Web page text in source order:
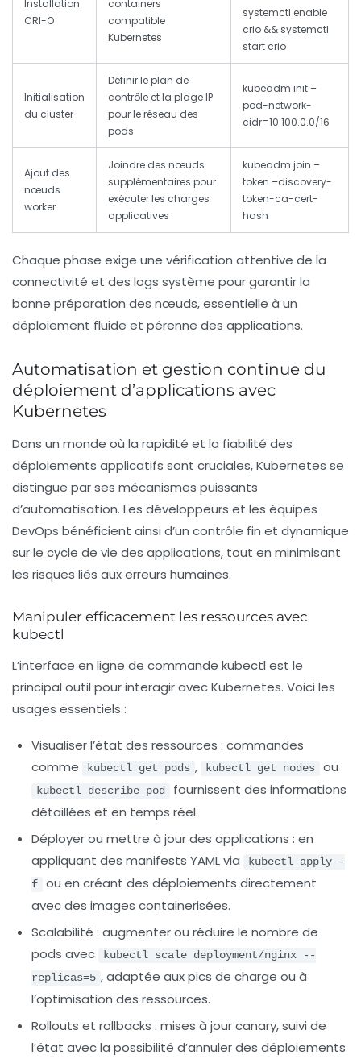
Installation
CRI-O
containers
compatible
Kubernetes
systemctl enable
crio && systemctl
start crio
Initialisation
du cluster
Définir le plan de
contrôle et la plage IP
pour le réseau des
pods
kubeadm init –
pod-network-
cidr=10.100.0.0/16
Ajout des
nœuds
worker
Joindre des nœuds
supplémentaires pour
exécuter les charges
applicatives
kubeadm join –
token –discovery-
token-ca-cert-
hash
Chaque phase exige une vérification attentive de la
connectivité et des logs système pour garantir la
bonne préparation des nœuds, essentielle à un
déploiement fluide et pérenne des applications.
Automatisation et gestion continue du
déploiement d’applications avec
Kubernetes
Dans un monde où la rapidité et la fiabilité des
déploiements applicatifs sont cruciales, Kubernetes se
distingue par ses mécanismes puissants
d’automatisation. Les développeurs et les équipes
DevOps bénéficient ainsi d’un contrôle fin et dynamique
sur le cycle de vie des applications, tout en minimisant
les risques liés aux erreurs humaines.
Manipuler efficacement les ressources avec
kubectl
L’interface en ligne de commande kubectl est le
principal outil pour interagir avec Kubernetes. Voici les
usages essentiels :
Visualiser l’état des ressources : commandes
comme
kubectl get pods , kubectl get nodes ou
kubectl describe pod
fournissent des informations
détaillées et en temps réel.
Déployer ou mettre à jour des applications : en
appliquant des manifests YAML via
kubectl apply -
f
ou en créant des déploiements directement
avec des images containerisées.
Scalabilité : augmenter ou réduire le nombre de
pods avec
kubectl scale deployment/nginx --
replicas=5 , adaptée aux pics de charge ou à
l’optimisation des ressources.
Rollouts et rollbacks : mises à jour canary, suivi de
l’état avec la possibilité d’annuler des déploiements